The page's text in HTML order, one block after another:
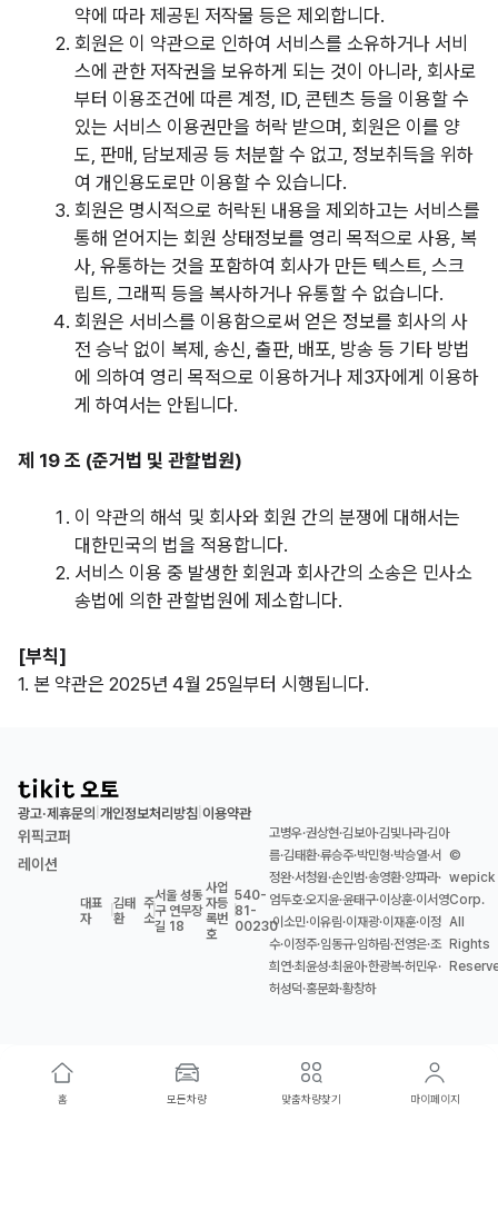
약에 따라 제공된 저작물 등은 제외합니다.
회원은 이 약관으로 인하여 서비스를 소유하거나 서비
스에 관한 저작권을 보유하게 되는 것이 아니라, 회사로
부터 이용조건에 따른 계정, ID, 콘텐츠 등을 이용할 수
있는 서비스 이용권만을 허락 받으며, 회원은 이를 양
도, 판매, 담보제공 등 처분할 수 없고, 정보취득을 위하
여 개인용도로만 이용할 수 있습니다.
회원은 명시적으로 허락된 내용을 제외하고는 서비스를
통해 얻어지는 회원 상태정보를 영리 목적으로 사용, 복
사, 유통하는 것을 포함하여 회사가 만든 텍스트, 스크
립트, 그래픽 등을 복사하거나 유통할 수 없습니다.
회원은 서비스를 이용함으로써 얻은 정보를 회사의 사
전 승낙 없이 복제, 송신, 출판, 배포, 방송 등 기타 방법
에 의하여 영리 목적으로 이용하거나 제3자에게 이용하
게 하여서는 안됩니다.
제 19 조 (준거법 및 관할법원)
이 약관의 해석 및 회사와 회원 간의 분쟁에 대해서는
대한민국의 법을 적용합니다.
서비스 이용 중 발생한 회원과 회사간의 소송은 민사소
송법에 의한 관할법원에 제소합니다.
[부칙]
1. 본 약관은 2025년 4월 25일부터 시행됩니다.
광고·제휴문의 개인정보처리방침 이용약관
위픽코퍼
레이션
대표
자
|김태
환
주
소|
서울 성동
구 연무장
길 18
사업
자등
록번
호
|
540-
81-
00230
고병우·권상현·김보아·김빛나라·김아
름·김태환·류승주·박민형·박승열·서
정완·서청원·손인범·송영환·양파라·
엄두호·오지윤·윤태구·이상훈·이서영
·이소민·이유림·이재광·이재훈·이정
수·이정주·임동규·임하림·전영은·조
희연·최윤성·최윤아·한광복·허민우·
허성덕·홍문화·황창하
©
wepick
Corp.
All
Rights
홈 모든차량 맞춤차량찾기 마이페이지